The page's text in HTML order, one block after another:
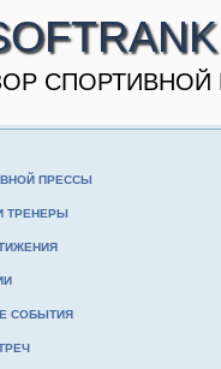
СПОРТИВНОЙ
ПРЕССЫ
ТРЕНЕРЫ
СОБЫТИЯ